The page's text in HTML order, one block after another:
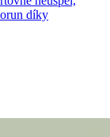
díky